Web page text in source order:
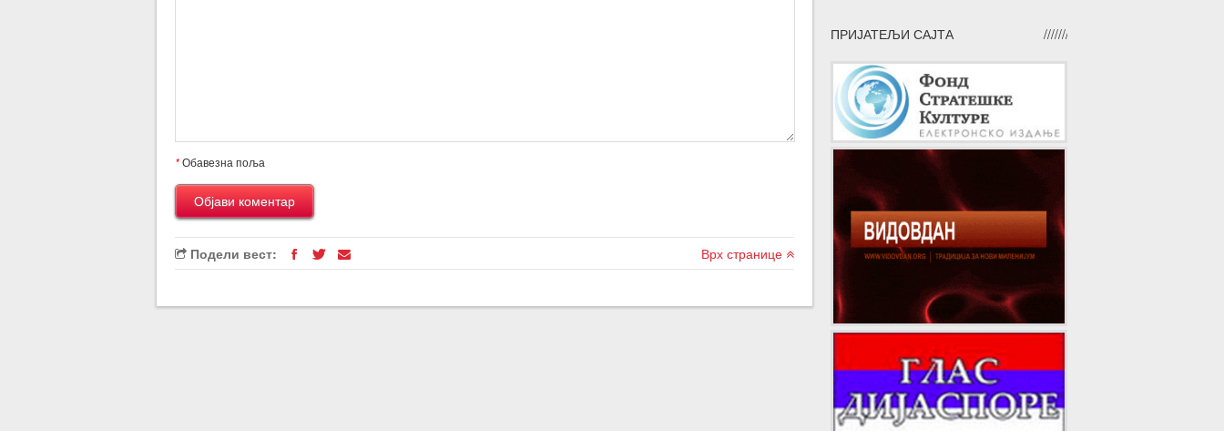
*Обавезна поља
Подели вест: Врх странице
ПРИЈАТЕЉИ САЈТА